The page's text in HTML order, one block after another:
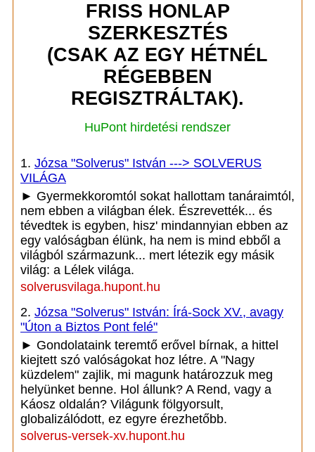
FRISS HONLAP
SZERKESZTÉS
(CSAK AZ EGY HÉTNÉL
RÉGEBBEN
REGISZTRÁLTAK).
HuPont hirdetési rendszer
1. Józsa "Solverus" István ---> SOLVERUS
VILÁGA
► Gyermekkoromtól sokat hallottam tanáraimtól,
nem ebben a világban élek. Észrevették... és
tévedtek is egyben, hisz' mindannyian ebben az
egy valóságban élünk, ha nem is mind ebből a
világból származunk... mert létezik egy másik
világ: a Lélek világa.
solverusvilaga.hupont.hu
2. Józsa "Solverus" István: Írá-Sock XV., avagy
"Úton a Biztos Pont felé"
► Gondolataink teremtő erővel bírnak, a hittel
kiejtett szó valóságokat hoz létre. A "Nagy
küzdelem" zajlik, mi magunk határozzuk meg
helyünket benne. Hol állunk? A Rend, vagy a
Káosz oldalán? Világunk fölgyorsult,
globalizálódott, ez egyre érezhetőbb.
solverus-versek-xv.hupont.hu